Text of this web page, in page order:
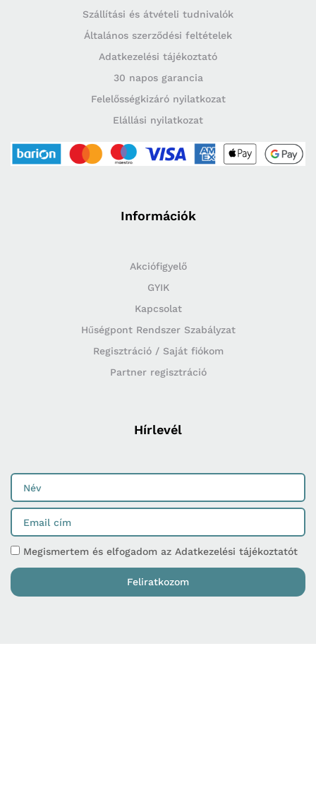
Szállítási és átvételi tudnivalók
Általános szerződési feltételek
Adatkezelési tájékoztató
30 napos garancia
Felelősségkizáró nyilatkozat
Elállási nyilatkozat
Információk
Akciófigyelő
GYIK
Kapcsolat
Hűségpont Rendszer Szabályzat
Regisztráció / Saját fiókom
Partner regisztráció
Hírlevél
Megismertem és elfogadom az Adatkezelési tájékoztatót
Feliratkozom